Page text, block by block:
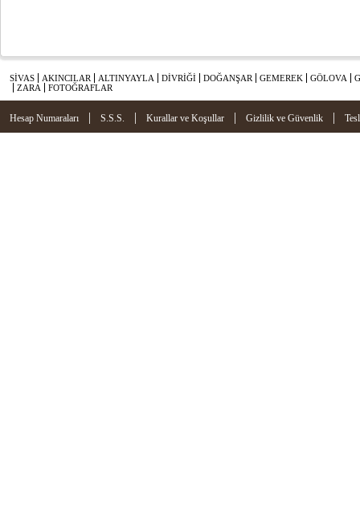
SİVAS AKINCILAR ALTINYAYLA DİVRİĞİ DOĞANŞAR GEMEREK GÖLOVA
ZARA
FOTOĞRAFLAR
Hesap Numaraları | S.S.S. | Kurallar ve Koşullar | Gizlilik ve Güvenlik |